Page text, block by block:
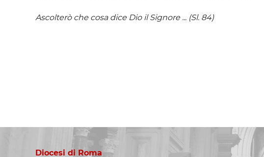
Ascolterò che cosa dice Dio il Signore ... (Sl. 84)
Diocesi di Roma